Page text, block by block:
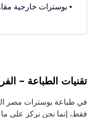
⦁ بوسترات خارجية
تقنيات الطباعة –
في طباعة بوسترات مصر
فقط، إنما نحن نركز على ما